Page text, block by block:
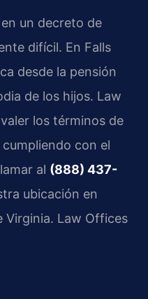
un decreto de
difícil. En Falls
desde la pensión
de los hijos. Law
los términos de
con el
al (888) 437-
ubicación en
Virginia. Law Offices